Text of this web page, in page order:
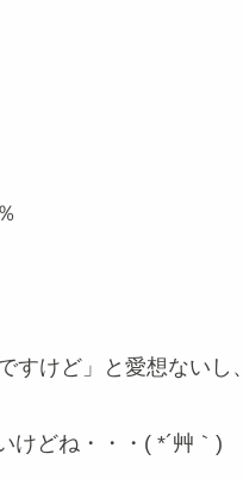
すけど」と愛想ないし、
けどね・・・( *´艸｀)